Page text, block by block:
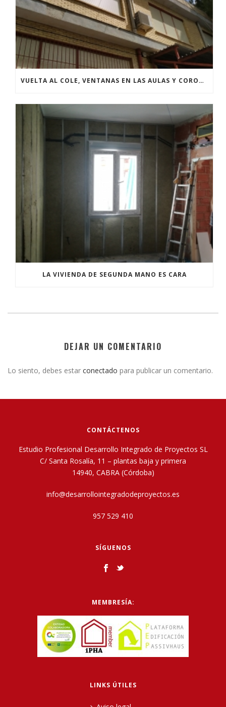
VUELTA AL COLE, VENTANAS EN LAS AULAS Y CORONAVIRUS
LA VIVIENDA DE SEGUNDA MANO ES CARA
DEJAR UN COMENTARIO
Lo siento, debes estar conectado para publicar un comentario.
CONTÁCTENOS
Estudio Profesional Desarrollo Integrado de Proyectos SL
C/ Santa Rosalía, 11 – plantas baja y primera
14940, CABRA (Córdoba)
info@desarrollointegradodeproyectos.es
957 529 410
SÍGUENOS
MEMBRESÍA:
LINKS ÚTILES